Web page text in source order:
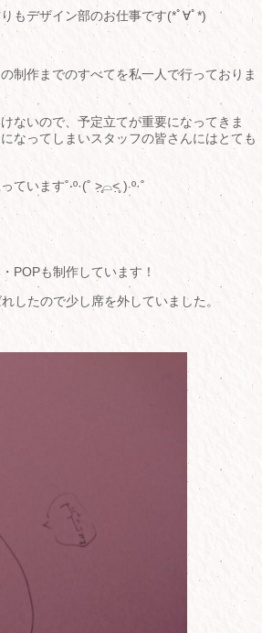
もデザイン部のお仕事です(*ﾟ∀ﾟ*)
制作までのすべてを私一人で行っておりま
ないので、予定立てが重要になってきま
なってしまいスタッフの皆さんにはとても
います˚‧º·(˚ ˃̣̣̥⌓˂̣̣̥ )‧º·˚
POPも制作しています！
したので少し席を外していました。